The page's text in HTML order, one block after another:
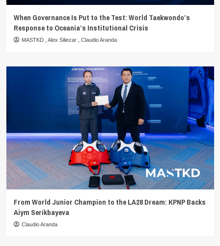
When Governance Is Put to the Test: World Taekwondo’s
Response to Oceania’s Institutional Crisis
MASTKD Alex Siliezar Claudio Aranda
From World Junior Champion to the LA28 Dream: KPNP Backs
Aiym Serikbayeva
Claudio Aranda